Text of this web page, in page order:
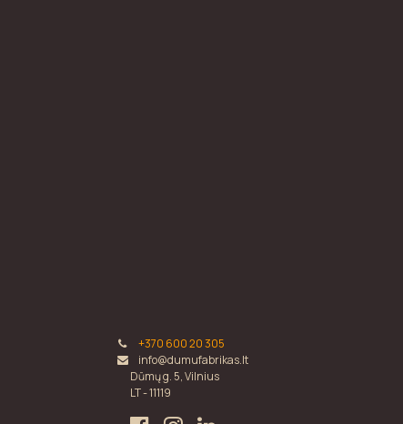
+370 600 20 305
info@dumufabrikas.lt
Dūmų g. 5, Vilnius
LT - 11119